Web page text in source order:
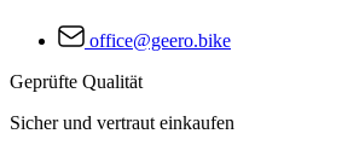
office@geero.bike
Geprüfte Qualität
Sicher und vertraut einkaufen